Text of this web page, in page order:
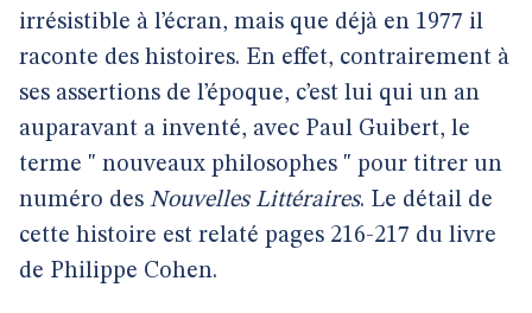
irrésistible à l’écran, mais que déjà en 1977 il
raconte des histoires. En effet, contrairement à
ses assertions de l’époque, c’est lui qui un an
auparavant a inventé, avec Paul Guibert, le
terme " nouveaux philosophes " pour titrer un
numéro des Nouvelles Littéraires. Le détail de
cette histoire est relaté pages 216-217 du livre
de Philippe Cohen.